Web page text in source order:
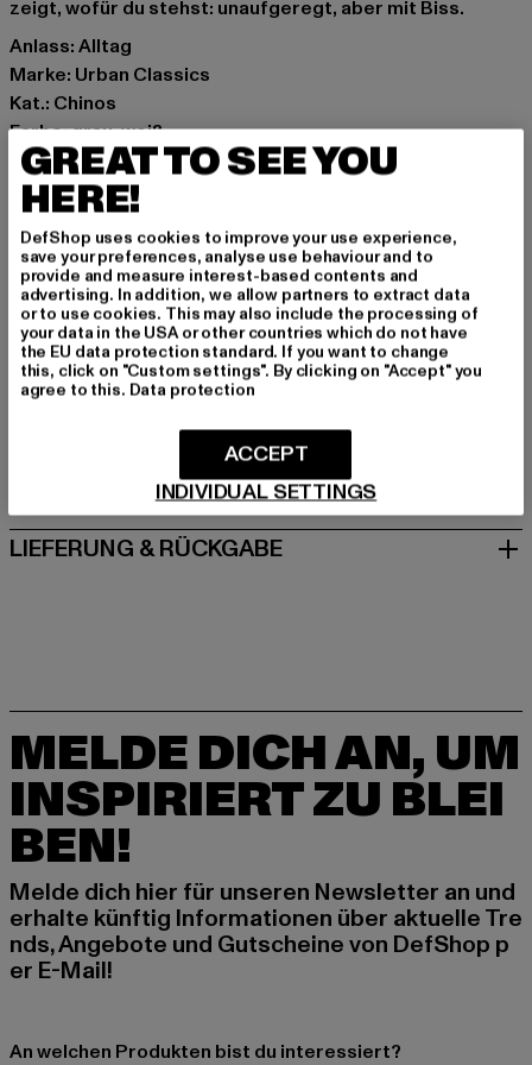
zeigt, wofür du stehst: unaufgeregt, aber mit Biss.
Anlass: Alltag
Marke: Urban Classics
Kat.: Chinos
Farbe: grau, weiß
Hersteller Farbe: offwhite snake
Materialzusammensetzung: 98% Baumwolle, 2%
Elasthan
Art.Nr: TB2855-02049
Hersteller: TB International GmbH |info@tbint.de
Dr.-Robert-Murjahn-Straße 7 | 64372 Ober-Ramstadt |
DE
GRÖSSE & PASSFORM
PFLEGEHINWEISE
LIEFERUNG & RÜCKGABE
MELDE DICH AN, UM
INSPIRIERT ZU BLEI
BEN!
Melde dich hier für unseren Newsletter an und
erhalte künftig Informationen über aktuelle Tre
nds, Angebote und Gutscheine von DefShop p
er E-Mail!
An welchen Produkten bist du interessiert?
GREAT TO SEE YOU
HERE!
DefShop uses cookies to improve your use experience,
save your preferences, analyse use behaviour and to
provide and measure interest-based contents and
advertising. In addition, we allow partners to extract data
or to use cookies. This may also include the processing of
your data in the USA or other countries which do not have
the EU data protection standard. If you want to change
this, click on "Custom settings". By clicking on "Accept" you
agree to this. Data protection
INDIVIDUAL SETTINGS
ACCEPT